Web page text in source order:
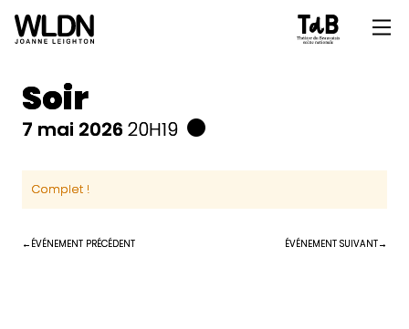
Soir
7 mai 2026 20H19
Complet !
ÉVÉNEMENT PRÉCÉDENT ÉVÉNEMENT SUIVANT